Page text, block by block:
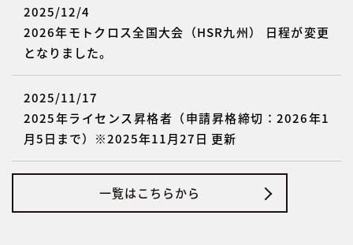
2025/12/4
2026年モトクロス全国大会（HSR九州） 日程が変更
となりました。
2025/11/17
2025年ライセンス昇格者（申請昇格締切：2026年1
月5日まで）※2025年11月27日 更新
一覧はこちらから